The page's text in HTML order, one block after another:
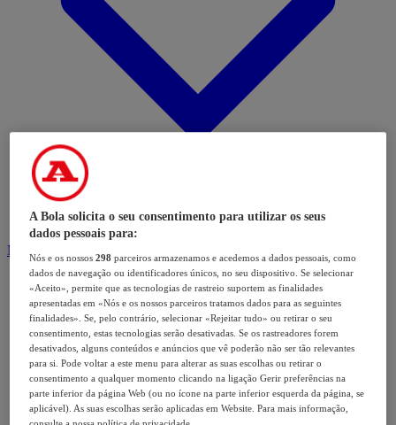
Modalidades
A Bola solicita o seu consentimento para utilizar os seus
dados pessoais para:
Nós e os nossos298 parceiros armazenamos e acedemos a dados pessoais, como
dados de navegação ou identificadores únicos, no seu dispositivo. Se selecionar
«Aceito», permite que as tecnologias de rastreio suportem as finalidades
apresentadas em «Nós e os nossos parceiros tratamos dados para as seguintes
finalidades». Se, pelo contrário, selecionar «Rejeitar tudo» ou retirar o seu
consentimento, estas tecnologias serão desativadas. Se os rastreadores forem
desativados, alguns conteúdos e anúncios que vê poderão não ser tão relevantes
para si. Pode voltar a este menu para alterar as suas escolhas ou retirar o
consentimento a qualquer momento clicando na ligação Gerir preferências na
parte inferior da página Web (ou no ícone na parte inferior esquerda da página, se
aplicável). As suas escolhas serão aplicadas em Website. Para mais informação,